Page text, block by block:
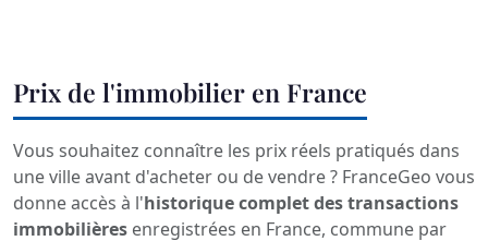
Prix de l'immobilier en France
Vous souhaitez connaître les prix réels pratiqués dans
une ville avant d'acheter ou de vendre ? FranceGeo vous
donne accès à l'historique complet des transactions
immobilières enregistrées en France, commune par